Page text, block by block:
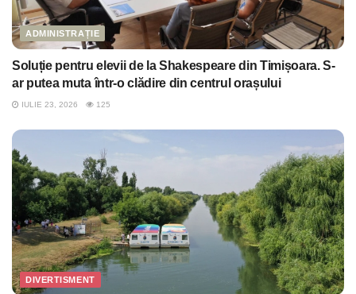
ADMINISTRAȚIE
Soluție pentru elevii de la Shakespeare din Timișoara. S-
ar putea muta într-o clădire din centrul orașului
IULIE 23, 2026 125
DIVERTISMENT